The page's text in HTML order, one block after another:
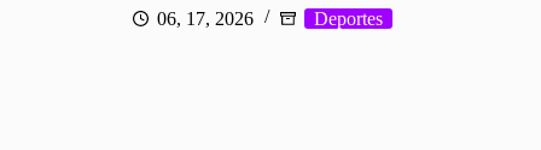
06, 17, 2026 Deportes